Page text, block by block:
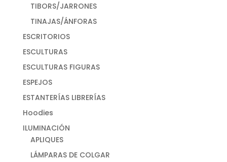
TIBORS/JARRONES
TINAJAS/ÁNFORAS
ESCRITORIOS
ESCULTURAS
ESCULTURAS FIGURAS
ESPEJOS
ESTANTERÍAS LIBRERÍAS
Hoodies
ILUMINACIÓN
APLIQUES
LÁMPARAS DE COLGAR